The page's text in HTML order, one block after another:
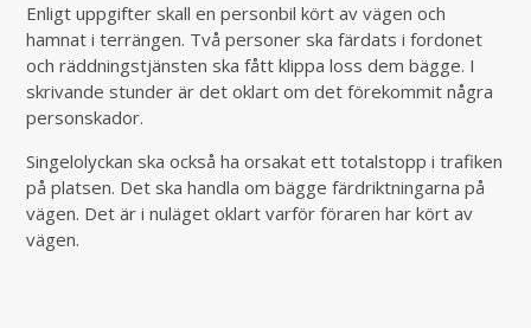
Enligt uppgifter skall en personbil kört av vägen och
hamnat i terrängen. Två personer ska färdats i fordonet
och räddningstjänsten ska fått klippa loss dem bägge. I
skrivande stunder är det oklart om det förekommit några
personskador.
Singelolyckan ska också ha orsakat ett totalstopp i trafiken
på platsen. Det ska handla om bägge färdriktningarna på
vägen. Det är i nuläget oklart varför föraren har kört av
vägen.